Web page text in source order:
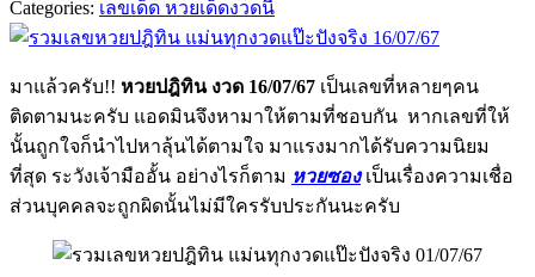
Categories: เลขเด็ด หวยเด็ดงวดนี้
มาแล้วครับ!! หวยปฎิทิน งวด 16/07/67 เป็นเลขที่หลายๆคน
ติดตามนะครับ แอดมินจึงหามาให้ตามที่ชอบกัน หากเลขที่ให้
นั้นถูกใจก็นำไปหาลุ้นได้ตามใจ มาแรงมากได้รับความนิยม
ที่สุด ระวังเจ้ามืออั้น อย่างไรก็ตาม หวยซองเป็นเรื่องความเชื่อ
ส่วนบุคคลจะถูกผิดนั้นไม่มีใครรับประกันนะครับ